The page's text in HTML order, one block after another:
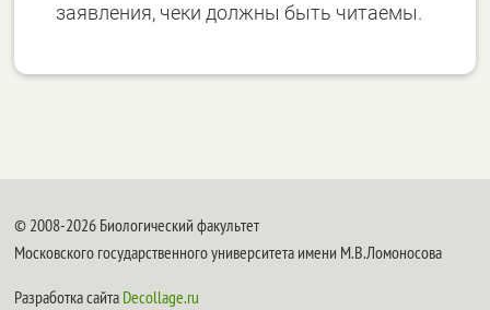
заявления, чеки должны быть читаемы.
© 2008-2026 Биологический факультет
Московского государственного университета имени М.В.Ломоносова
Разработка сайта Decollage.ru